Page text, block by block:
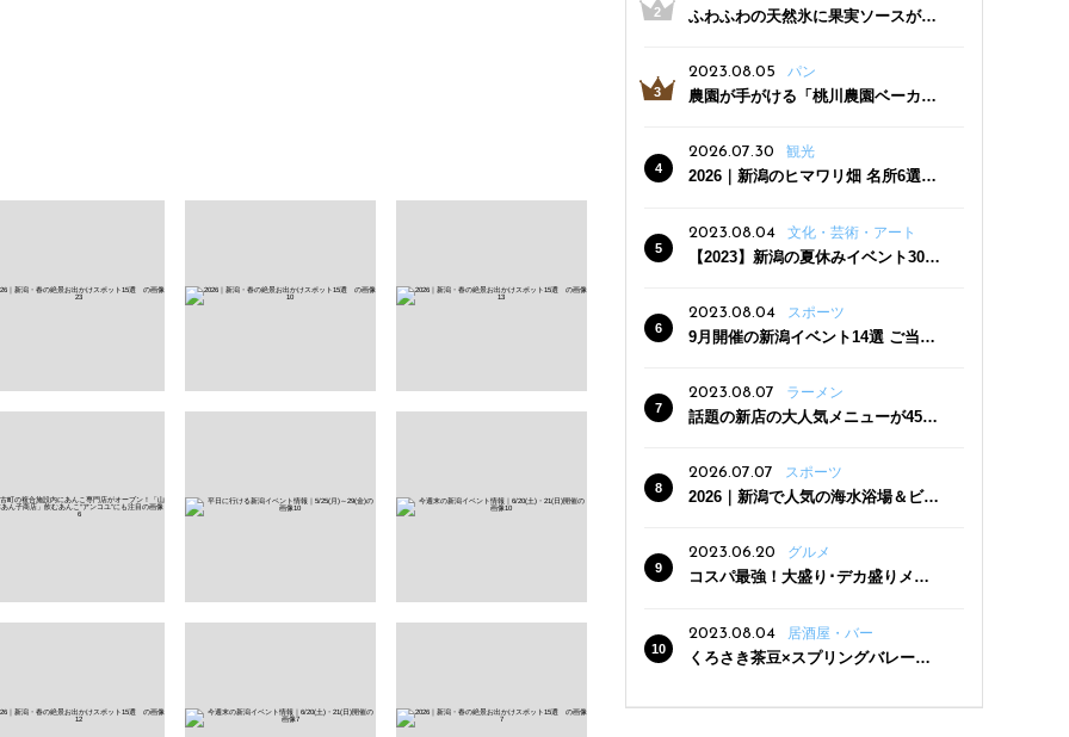
ふわふわの天然氷に果実ソースがた
三条駅近くにオープン
2023.08.05 パン
農園が手がける「桃川農園ベーカリ
った焼きたてパンのほか、ジェラー
トやスムージーも
2026.07.30 観光
2026｜新潟のヒマワリ畑 名所6選
2023.08.04
文化・芸術・アート
【2023】新潟の夏休みイベント30
2023.08.04
スポーツ
9月開催の新潟イベント14選 ご当地
2023.08.07 ラーメン
話題の新店の大人気メニューが450
クーポン登場
2026.07.07 スポーツ
2026｜新潟で人気の海水浴場＆ビー
2023.06.20
グルメ
コスパ最強！大盛り･デカ盛りメニ
2023.08.04
居酒屋・バー
くろさき茶豆×スプリングバレー豊